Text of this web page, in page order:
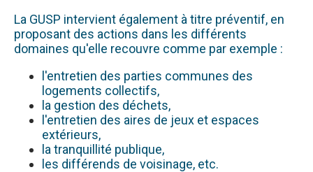
La GUSP intervient également à titre préventif, en
proposant des actions dans les différents
domaines qu'elle recouvre comme par exemple :
l'entretien des parties communes des
logements collectifs,
la gestion des déchets,
l'entretien des aires de jeux et espaces
extérieurs,
la tranquillité publique,
les différends de voisinage, etc.